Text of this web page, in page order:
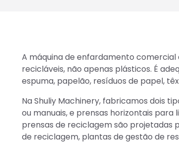
A máquina de enfardamento
recicláveis, não apenas plásticos. É
espuma, papelão, resíduos de papel,
Na Shuliy Machinery, fabricamos dois
ou manuais, e prensas horizontais
prensas de reciclagem são projetadas
de reciclagem, plantas de gestão de